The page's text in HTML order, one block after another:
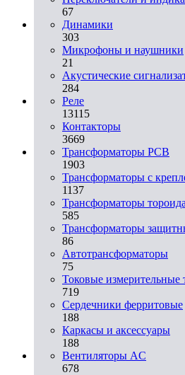
67
Динамики
303
Микрофоны и наушники
21
Акустические
284
Реле
13115
Контакторы
3669
Трансформаторы PCB
1903
Трансформаторы с
1137
Трансформаторы
585
Трансформаторы
86
Автотрансформаторы
75
Токовые измерительные
719
Сердечники ферритовые
188
Каркасы и аксессуары
188
Вентиляторы AC
678